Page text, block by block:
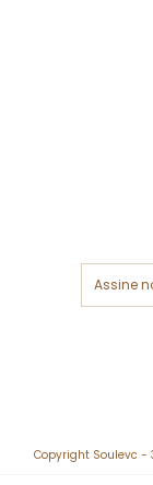
Copyright Soulevc -